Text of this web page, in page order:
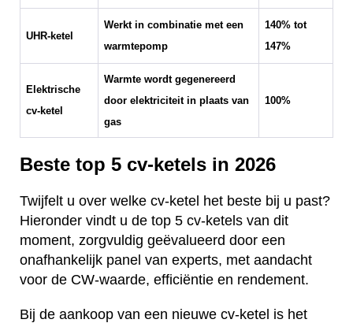
UHR-ketel
Werkt in combinatie met een
warmtepomp
140% tot
147%
Elektrische
cv-ketel
Warmte wordt gegenereerd
door elektriciteit in plaats van
gas
100%
Beste top 5 cv-ketels in 2026
Twijfelt u over welke cv-ketel het beste bij u past?
Hieronder vindt u de top 5 cv-ketels van dit
moment, zorgvuldig geëvalueerd door een
onafhankelijk panel van experts, met aandacht
voor de CW-waarde, efficiëntie en rendement.
Bij de aankoop van een nieuwe cv-ketel is het